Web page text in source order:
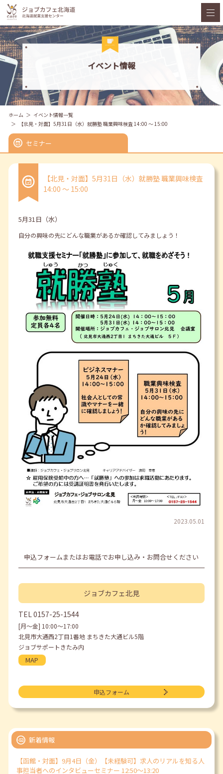
イベント情報
ホーム
イベント情報一覧
【北見・対面】5月31日（水）就勝塾 職業興味検査 14:00 ～ 15:00
セミナー
【北見・対面】5月31日（水）就勝塾 職業興味検査
14:00 ～ 15:00
5月31日（水）
自分の興味の先にどんな職業があるか確認してみましょう！
2023.05.01
申込フォームまたはお電話でお申し込み・お問合せください
ジョブカフェ北見
TEL 0157-25-1544
[月〜金] 10:00〜17:00
北見市大通西2丁目1番地 まちきた大通ビル5階
ジョブサポートきたみ内
MAP
申込フォーム
新着情報
【函館・対面】9月4日（金）【未経験可】求人のリアルを知る人
事担当者へのインタビューセミナー 12:50～13:20